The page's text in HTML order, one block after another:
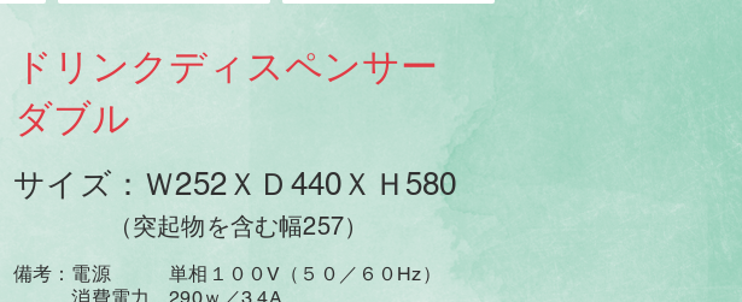
ドリンクディスペンサー
​ダブル
サイズ：Ｗ252ＸＤ440ＸＨ580
（突起物を含む幅257）
備考：電源 単相１００V（５０／６０Hz）